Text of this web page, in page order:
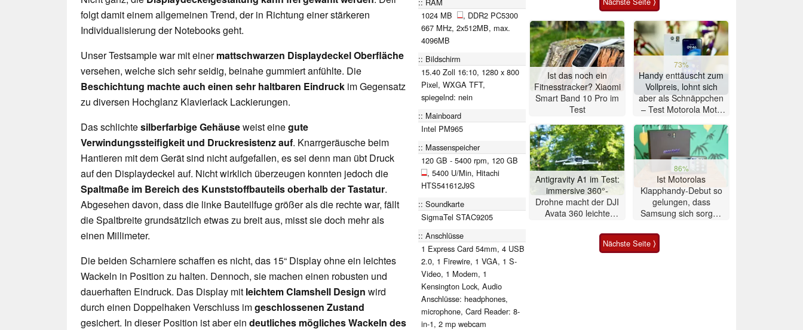
folgt damit einem allgemeinen Trend, der in Richtung einer stärkeren
Individualisierung der Notebooks geht.
Unser Testsample war mit einermattschwarzen Displaydeckel Oberfläche
versehen, welche sich sehr seidig, beinahe gummiert anfühlte. Die
Beschichtung machte auch einen sehr haltbaren Eindruck im Gegensatz
zu diversen Hochglanz Klavierlack Lackierungen.
Das schlichtesilberfarbige Gehäuseweist einegute
Verwindungssteifigkeit und Druckresistenz auf. Knarrgeräusche beim
Hantieren mit dem Gerät sind nicht aufgefallen, es sei denn man übt Druck
auf den Displaydeckel auf. Nicht wirklich überzeugen konnten jedoch die
Spaltmaße im Bereich des Kunststoffbauteils oberhalb der Tastatur.
Abgesehen davon, dass die linke Bauteilfuge größer als die rechte war, fällt
die Spaltbreite grundsätzlich etwas zu breit aus, misst sie doch mehr als
einen Millimeter.
Die beiden Scharniere schaffen es nicht, das 15“ Display ohne ein leichtes
Wackeln in Position zu halten. Dennoch, sie machen einen robusten und
dauerhaften Eindruck. Das Display mit leichtem Clamshell Design wird
durch einen Doppelhaken Verschluss imgeschlossenen Zustand
gesichert. In dieser Position ist aber ein deutliches mögliches Wackeln des
1024 MB
, DDR2 PC5300
667 MHz, 2x512MB, max.
4096MB
Bildschirm
15.40 Zoll 16:10, 1280 x 800
Pixel, WXGA TFT,
spiegelnd: nein
Mainboard
Intel PM965
Massenspeicher
120 GB - 5400 rpm, 120 GB
, 5400 U/Min, Hitachi
HTS541612J9S
Soundkarte
SigmaTel STAC9205
Anschlüsse
1 Express Card 54mm, 4 USB
2.0, 1 Firewire, 1 VGA, 1 S-
Video, 1 Modem, 1
Kensington Lock, Audio
Anschlüsse: headphones,
microphone, Card Reader: 8-
in-1, 2 mp webcam
Ist das noch ein
Fitnesstracker? Xiaomi
Smart Band 10 Pro im
Test
73%
Handy enttäuscht zum
Vollpreis, lohnt sich
aber als Schnäppchen
– Test Motorola Moto
Antigravity A1 im Test:
immersive 360°-
Drohne macht der DJI
Avata 360 leichte
86%
Ist Motorolas
Klapphandy-Debut so
gelungen, dass
Samsung sich sorgen
Smartphone im Test
Nächste Seite ⟩